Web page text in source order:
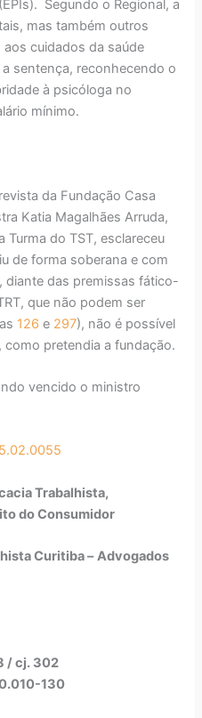
Segundo o Regional, a
mas também outros
cuidados da saúde
sentença, reconhecendo o
à psicóloga no
mínimo.
da Fundação Casa
Katia Magalhães Arruda,
do TST, esclareceu
de forma soberana e com
diante das premissas fático-
que não podem ser
126 e 297), não é possível
pretendia a fundação.
vencido o ministro
Trabalhista,
do Consumidor
Curitiba – Advogados
/ cj. 302
130